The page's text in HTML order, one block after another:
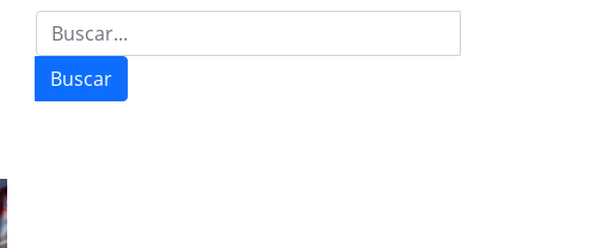
Buscar